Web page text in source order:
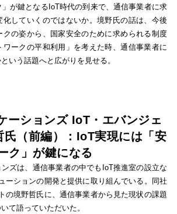
」が鍵となるIoT時代の到来で、通信事業者に求
していくのではないか。境野氏の話は、今後
クの姿から、国家安全のために求められる制度
ークの平和利用」を考えた時、通信事業者に
いう話題へと広がりを見せる。
ーションズ IoT・エバンジェ
氏（前編）：IoT実現には「安
ク」が鍵になる
ズは、通信事業者の中でもIoT推進室の設立な
ーションの開発と提供に取り組んでいる。同社
の境野哲氏に、通信事業者から見た現状の課題
て語っていただいた。